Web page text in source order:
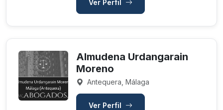
Ver Perfil
Almudena Urdangarain
Moreno
Antequera, Málaga
Ver Perfil